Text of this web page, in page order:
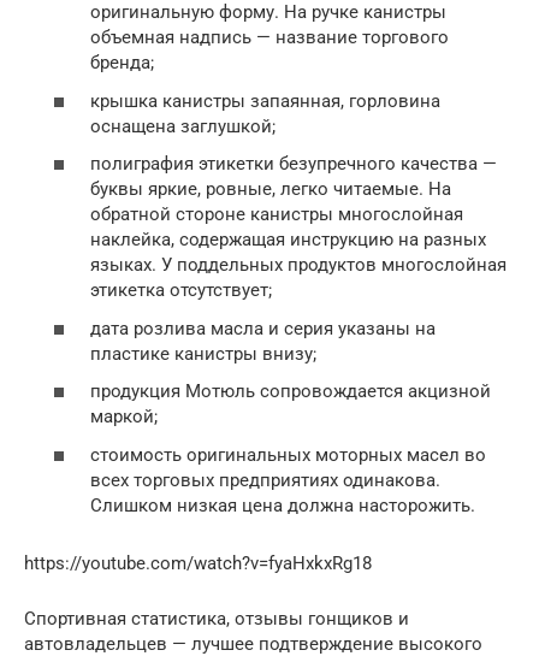
оригинальную форму. На ручке канистры
объемная надпись — название торгового
бренда;
крышка канистры запаянная, горловина
оснащена заглушкой;
полиграфия этикетки безупречного качества —
буквы яркие, ровные, легко читаемые. На
обратной стороне канистры многослойная
наклейка, содержащая инструкцию на разных
языках. У поддельных продуктов многослойная
этикетка отсутствует;
дата розлива масла и серия указаны на
пластике канистры внизу;
продукция Мотюль сопровождается акцизной
маркой;
стоимость оригинальных моторных масел во
всех торговых предприятиях одинакова.
Слишком низкая цена должна насторожить.
https://youtube.com/watch?v=fyaHxkxRg18
Спортивная статистика, отзывы гонщиков и
автовладельцев — лучшее подтверждение высокого